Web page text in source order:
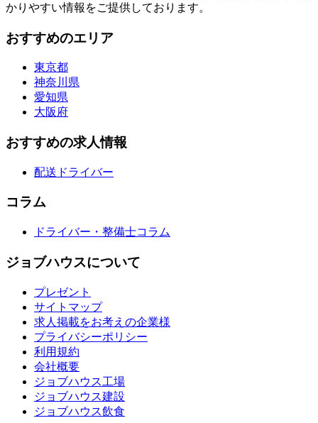
かりやすい情報をご提供しております。
おすすめのエリア
東京都
神奈川県
愛知県
大阪府
おすすめの求人情報
配送ドライバー
コラム
ドライバー・整備士コラム
ジョブハウスについて
プレゼント
サイトマップ
求人掲載をお考えの企業様
プライバシーポリシー
利用規約
会社概要
ジョブハウス工場
ジョブハウス建設
ジョブハウス飲食